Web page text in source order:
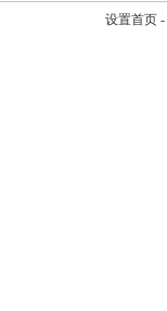
设置首页-